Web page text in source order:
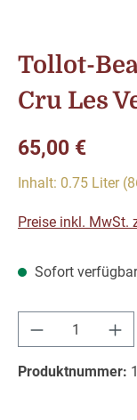
Tollot-
Cru Les
Regulärer Preis:
65,00 €
Inhalt: 0.75 Liter
Preise inkl. MwSt.
Sofort
Produkt
Produktnummer: